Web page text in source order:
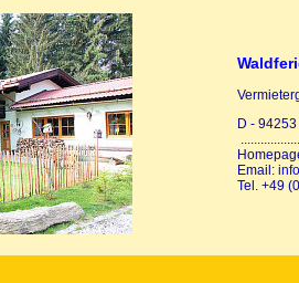
D -
Email:
Tel. +49